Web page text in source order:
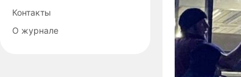
Контакты
О журнале